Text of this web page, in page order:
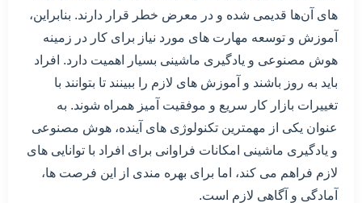
های آن‌ها قدیمی شده و در معرض خطر قرار دارند. بنابراین،
آموزش و توسعه مهارت های مورد نیاز برای کار در زمینه
هوش مصنوعی و یادگیری ماشینی بسیار اهمیت دارد. افراد
باید به روز باشند و آموزش های لازم را ببینند تا بتوانند با
تغییرات بازار کار سریع و موفقیت آمیز همراه شوند. به
عنوان یکی از مهمترین تکنولوژی های آینده، هوش مصنوعی
و یادگیری ماشینی امکانات فراوانی برای افراد با توانایی های
لازم فراهم می کند، اما برای بهره مندی از این فرصت ها،
آمادگی و آگاهی لازم است.